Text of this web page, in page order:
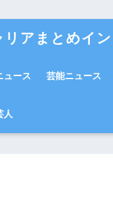
リアまとめイ
ュース 芸能ニュース
人